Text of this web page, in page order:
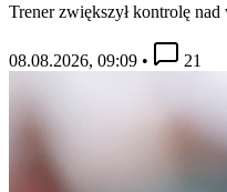
Trener zwiększył kontrolę
08.08.2026, 09:09 • 21